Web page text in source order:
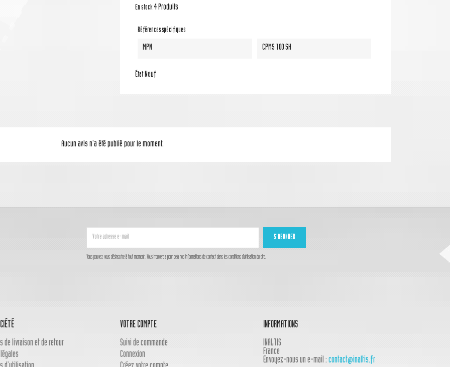
En stock4 Produits
Références spécifiques
MPN CPMS 100 SH
ÉtatNeuf
Aucun avis n'a été publié pour le moment.
Vous pouvez vous désinscrire à tout moment. Vous trouverez pour cela nos informations de contact dans les conditions d'utilisation du site.
de livraison et de retour
VOTRE COMPTE
Suivi de commande
Connexion
INFORMATIONS
INALTIS
France
Envoyez-nous un e-mail : contact@inaltis.fr